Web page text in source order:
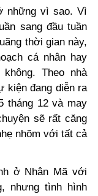
những vì sao. Vì
sang đầu tuần
thời gian này,
cá nhân hay
không.Theo nhà
kiện đang diễn ra
tháng 12 và may
sẽ rất căng
nhõm với tất cả
ở Nhân Mã với
nhưng tình hình